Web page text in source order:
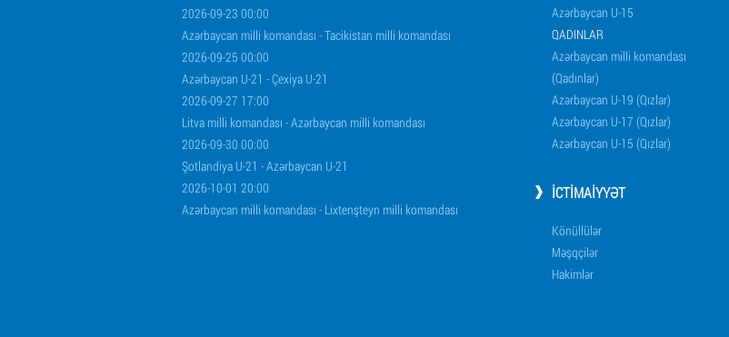
2026-09-23 00:00
Azərbaycan milli komandası - Tacikistan milli komandası
2026-09-25 00:00
Azərbaycan U-21 - Çexiya U-21
2026-09-27 17:00
Litva milli komandası - Azərbaycan milli komandası
2026-09-30 00:00
Şotlandiya U-21 - Azərbaycan U-21
2026-10-01 20:00
Azərbaycan milli komandası - Lixtenşteyn milli komandası
Azərbaycan U-15
QADINLAR
Azərbaycan milli komandası
(Qadınlar)
Azərbaycan U-19 (Qızlar)
Azərbaycan U-17 (Qızlar)
Azərbaycan U-15 (Qızlar)
İCTIMAIYYƏT
Könüllülər
Məşqçilər
Hakimlər